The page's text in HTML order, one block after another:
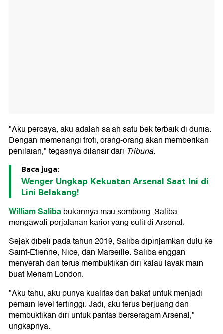
"Aku percaya, aku adalah salah satu bek terbaik di dunia.
Dengan memenangi trofi, orang-orang akan memberikan
penilaian," tegasnya dilansir dari Tribuna.
Baca juga:
Wenger Ungkap Kekuatan Arsenal Saat Ini di
Lini Belakang!
William Salibabukannya mau sombong. Saliba
mengawali perjalanan karier yang sulit di Arsenal.
Sejak dibeli pada tahun 2019, Saliba dipinjamkan dulu ke
Saint-Etienne, Nice, dan Marseille. Saliba enggan
menyerah dan terus membuktikan diri kalau layak main
buat Meriam London.
"Aku tahu, aku punya kualitas dan bakat untuk menjadi
pemain level tertinggi. Jadi, aku terus berjuang dan
membuktikan diri untuk pantas berseragam Arsenal,"
ungkapnya.